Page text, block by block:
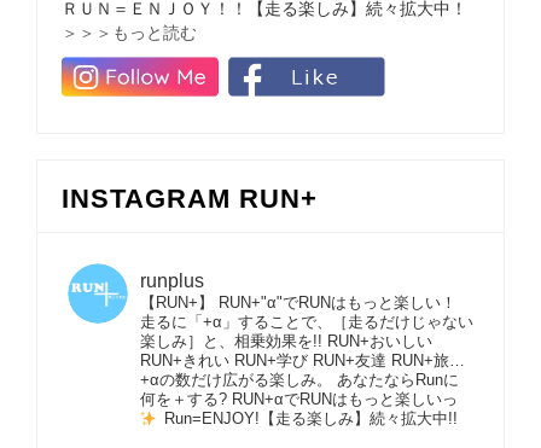
ＲＵＮ＝ＥＮＪＯＹ！！【走る楽しみ】続々拡大中！
＞＞＞もっと読む
INSTAGRAM RUN+
runplus
【RUN+】 RUN+"α"でRUNはもっと楽しい！
走るに「+α」することで、［走るだけじゃない
楽しみ］と、相乗効果を!! RUN+おいしい
RUN+きれい RUN+学び RUN+友達 RUN+旅…
+αの数だけ広がる楽しみ。 あなたならRunに
何を＋する? RUN+αでRUNはもっと楽しいっ
Run=ENJOY!【走る楽しみ】続々拡大中!!